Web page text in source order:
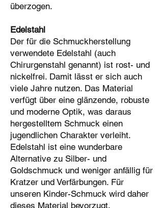
überzogen.
Edelstahl
Der für die Schmuckherstellung
verwendete Edelstahl (auch
Chirurgenstahl genannt) ist rost- und
nickelfrei. Damit lässt er sich auch
viele Jahre nutzen. Das Material
verfügt über eine glänzende, robuste
und moderne Optik, was daraus
hergestelltem Schmuck einen
jugendlichen Charakter verleiht.
Edelstahl ist eine wunderbare
Alternative zu Silber- und
Goldschmuck und weniger anfällig für
Kratzer und Verfärbungen. Für
unseren Kinder-Schmuck wird daher
dieses Material bevorzugt.